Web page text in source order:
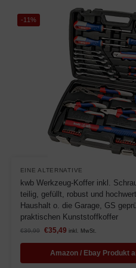
-11%
EINE ALTERNATIVE
kwb Werkzeug-Koffer inkl.
teilig, gefüllt, robust und
Haushalt o. die Garage, GS
praktischen Kunststoffkoffer
€39,99 €35,49 inkl. MwSt.
Amazon / Ebay Produkt